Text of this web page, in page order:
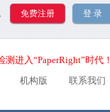
进入“PaperRight”时代！
机构版 联系我们